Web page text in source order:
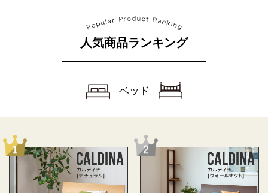
人気商品ランキング
ベッド